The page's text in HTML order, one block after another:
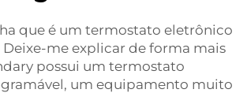
que é um termostato eletrônico
me explicar de forma mais
possui um termostato
um equipamento muito